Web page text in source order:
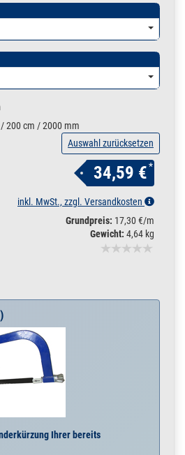
200 cm / 2000 mm
Auswahl zurücksetzen
34,59 €*
inkl. MwSt., zzgl. Versandkosten
Grundpreis: 17,30 €/m
Gewicht: 4,64 kg
Ihrer bereits